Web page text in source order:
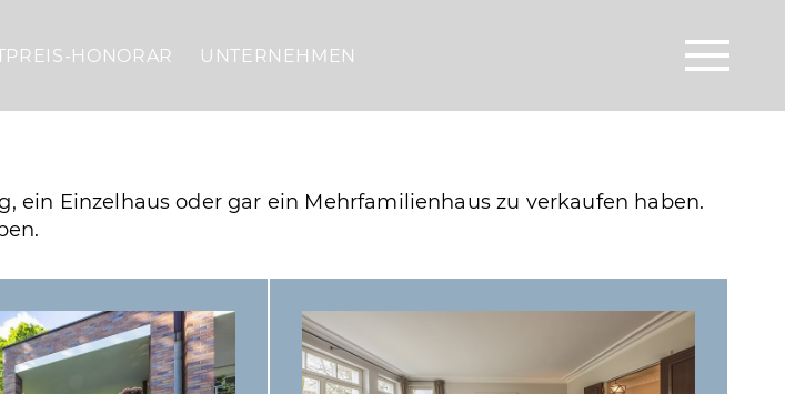
HONORAR UNTERNEHMEN
ein Einzelhaus oder gar ein Mehrfamilienhaus zu verkaufen haben.